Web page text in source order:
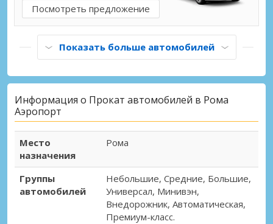
Посмотреть предложение
Показать больше автомобилей
Информация о Прокат автомобилей в Рома
Аэропорт
Место
назначения
Рома
Группы
автомобилей
Небольшие, Средние, Большие,
Универсал, Минивэн,
Внедорожник, Автоматическая,
Премиум-класс.